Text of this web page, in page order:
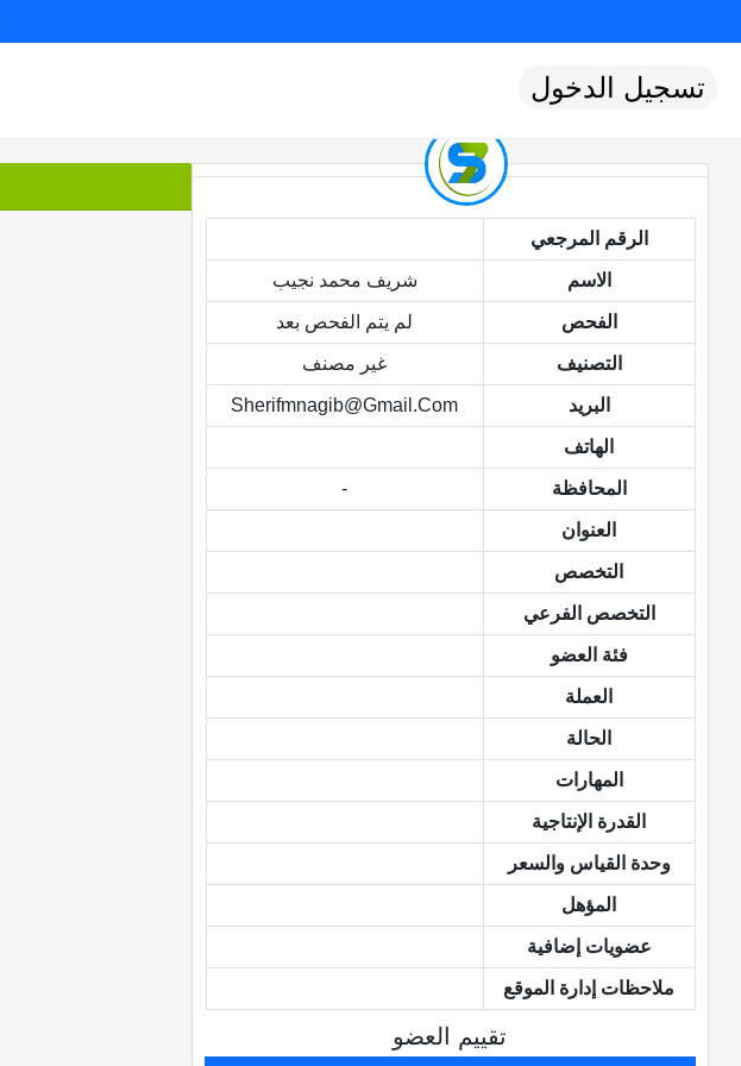
تسجيل الدخول
الرقم المرجعي
الاسم شريف محمد نجيب
الفحص لم يتم الفحص بعد
التصنيف غير مصنف
البريد Sherifmnagib@gmail.com
الهاتف
المحافظة -
العنوان
التخصص
التخصص الفرعي
فئة العضو
العملة
الحالة
المهارات
القدرة الإنتاجية
وحدة القياس والسعر
المؤهل
عضويات إضافية
ملاحظات إدارة الموقع
تقييم العضو